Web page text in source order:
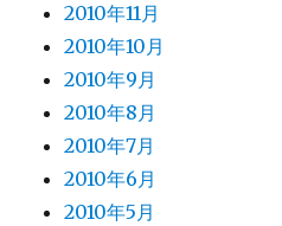
2010年11月
2010年10月
2010年9月
2010年8月
2010年7月
2010年6月
2010年5月